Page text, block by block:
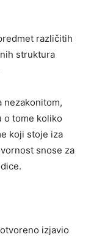
različitih
struktura
nezakonitom,
o tome koliko
koji stoje iza
snose za
izjavio